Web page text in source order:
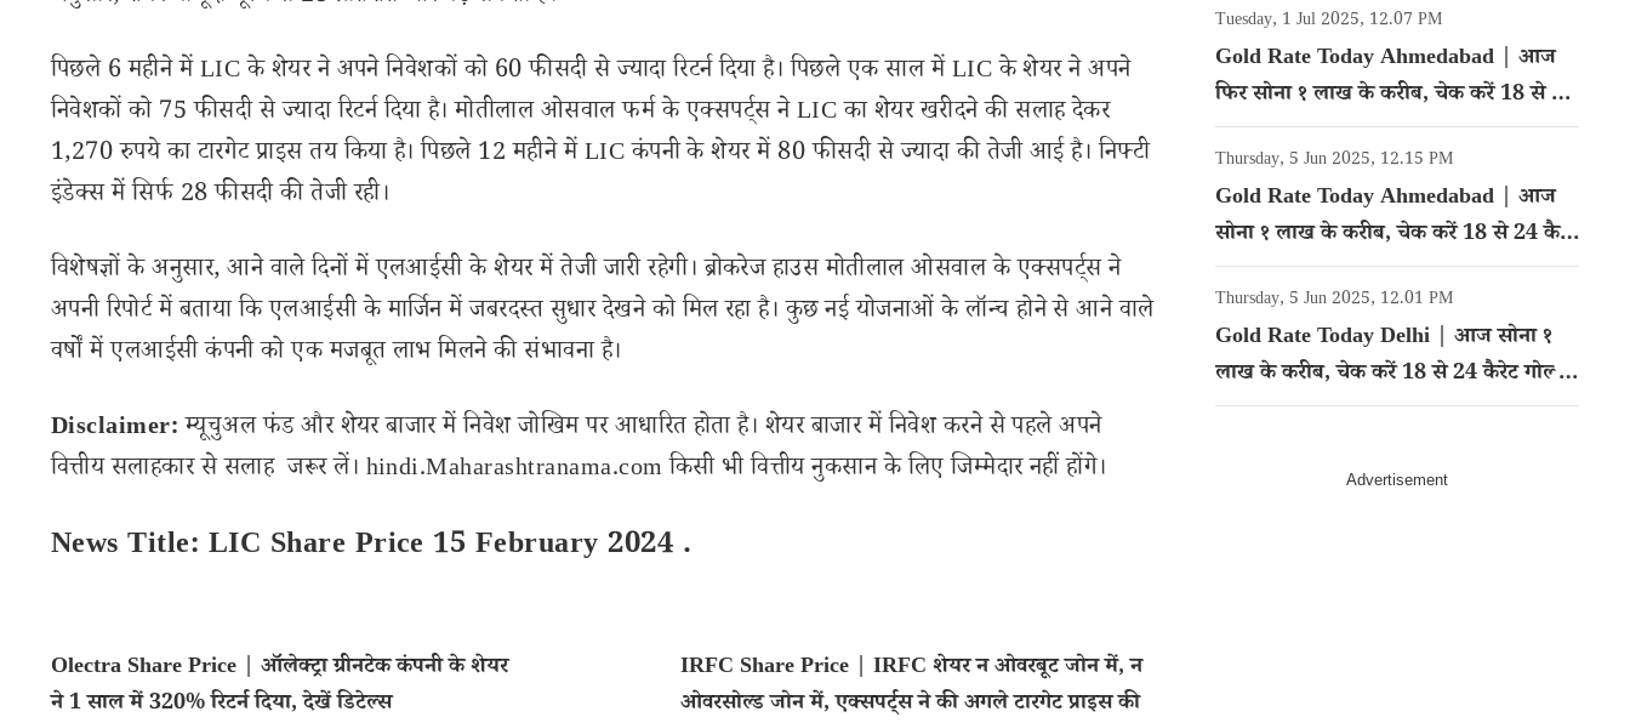
पिछले 6 महीने में LIC के शेयर ने अपने निवेशकों को 60 फीसदी से ज्यादा रिटर्न दिया है। पिछले एक साल में LIC के शेयर ने अपने
निवेशकों को 75 फीसदी से ज्यादा रिटर्न दिया है। मोतीलाल ओसवाल फर्म के एक्सपर्ट्स ने LIC का शेयर खरीदने की सलाह देकर
1,270 रुपये का टारगेट प्राइस तय किया है। पिछले 12 महीने में LIC कंपनी के शेयर में 80 फीसदी से ज्यादा की तेजी आई है। निफ्टी
इंडेक्स में सिर्फ 28 फीसदी की तेजी रही।
विशेषज्ञों के अनुसार, आने वाले दिनों में एलआईसी के शेयर में तेजी जारी रहेगी। ब्रोकरेज हाउस मोतीलाल ओसवाल के एक्सपर्ट्स ने
अपनी रिपोर्ट में बताया कि एलआईसी के मार्जिन में जबरदस्त सुधार देखने को मिल रहा है। कुछ नई योजनाओं के लॉन्च होने से आने वाले
वर्षों में एलआईसी कंपनी को एक मजबूत लाभ मिलने की संभावना है।
Disclaimer:म्यूचुअल फंड और शेयर बाजार में निवेश जोखिम पर आधारित होता है। शेयर बाजार में निवेश करने से पहले अपने
वित्तीय सलाहकार से सलाह जरूर लें। hindi.Maharashtranama.com किसी भी वित्तीय नुकसान के लिए जिम्मेदार नहीं होंगे।
News Title: LIC Share Price 15 February 2024 .
Olectra Share Price | ऑलेक्ट्रा ग्रीनटेक कंपनी के शेयर
ने 1 साल में 320% रिटर्न दिया, देखें डिटेल्स
IRFC Share Price | IRFC शेयर न ओवरबूट जोन में, न
ओवरसोल्ड जोन में, एक्सपर्ट्स ने की अगले टारगेट प्राइस की
Tuesday, 1 Jul 2025, 12.07 PM
Gold Rate Today Ahmedabad | आज
फिर सोना १ लाख के करीब, चेक करें 18 से 24
कैरेट गोल्ड का रेट
Thursday, 5 Jun 2025, 12.15 PM
Gold Rate Today Ahmedabad | आज
सोना १ लाख के करीब, चेक करें 18 से 24 कैरेट
गोल्ड का रेट
Thursday, 5 Jun 2025, 12.01 PM
Gold Rate Today Delhi | आज सोना १
लाख के करीब, चेक करें 18 से 24 कैरेट गोल्ड
का रेट